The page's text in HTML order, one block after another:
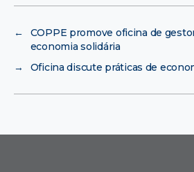
←
COPPE promove oficina de
economia solidária
→
Oficina discute práticas de